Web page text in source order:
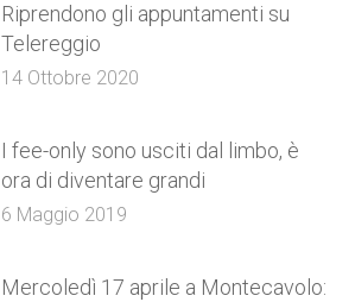
Riprendono gli appuntamenti su
Telereggio
14 Ottobre 2020
I fee-only sono usciti dal limbo, è
ora di diventare grandi
6 Maggio 2019
Mercoledì 17 aprile a Montecavolo: